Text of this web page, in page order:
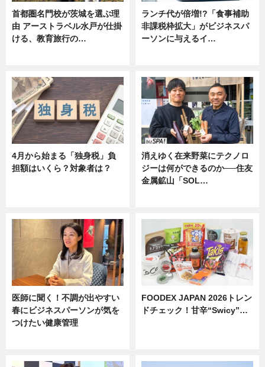
首都圏名門校が茨城を選ぶ理
由 アーストラベル水戸が仕掛
ける、教育旅行の…
ランチ代が倍増!?「食事補助
非課税枠拡大」がビジネスパ
ーソンに与えるイ…
4月から始まる「独身税」負
担額はいくら？対象者は？
消えゆく在来野菜にテクノロ
ジーは何ができるのか──住友
金属鉱山「SOL…
医師に聞く！不調が出やすい
春にビジネスパーソンが気を
つけたい健康管理
FOODEX JAPAN 2026トレン
ドチェック！甘辛“Swicy”…